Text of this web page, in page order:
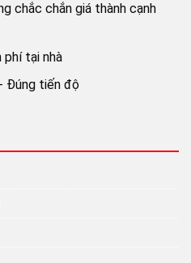
chắc chắn giá thành cạnh
phí tại nhà
Đúng tiến độ